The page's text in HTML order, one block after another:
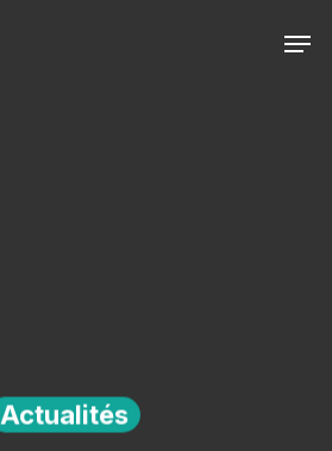
Actualités